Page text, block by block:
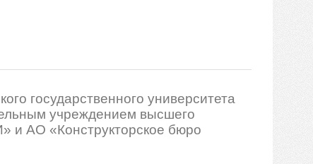
государственного университета
учреждением высшего
и АО «Конструкторское бюро